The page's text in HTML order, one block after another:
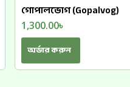
গোপালভোগ (Gopalvog)
1,300.00৳
অর্ডার করুন